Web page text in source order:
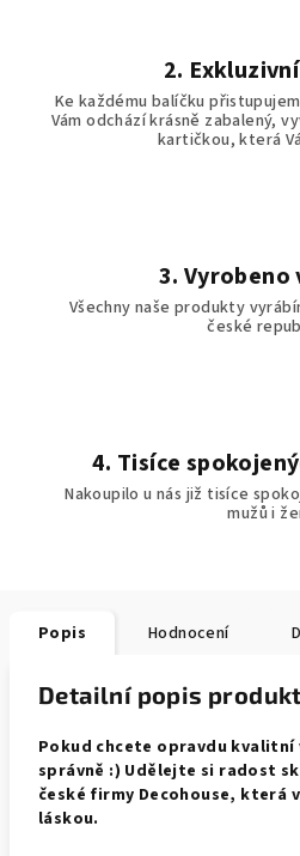
2.
Ke každému balíčku
Vám odchází krásně zabalený,
kartičkou, která
3. Vyrobeno
Všechny naše produkty
české
4. Tisíce
Nakoupilo u nás již tisíce
mužů i
Popis Hodnocení
Detailní popis
Pokud chcete opravdu
správně :) Udělejte si radost
české firmy Decohouse, která
láskou.